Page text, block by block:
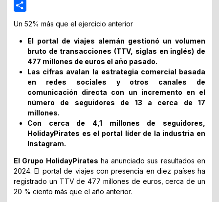
Pinterest
Un 52% más que el ejercicio anterior
El portal de viajes alemán gestionó un volumen
bruto de transacciones (TTV, siglas en inglés) de
477 millones de euros el año pasado.
Las cifras avalan la estrategia comercial basada
en redes sociales y otros canales de
comunicación directa con un incremento en el
número de seguidores de 13 a cerca de 17
millones.
Con cerca de 4,1 millones de seguidores,
HolidayPirates es el portal líder de la industria en
Instagram.
El Grupo HolidayPirates ha anunciado sus resultados en
2024. El portal de viajes con presencia en diez países ha
registrado un TTV de 477 millones de euros, cerca de un
20 % ciento más que el año anterior.